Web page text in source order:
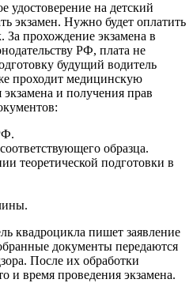
удостоверение на детский
экзамен. Нужно будет оплатить
За прохождение экзамена в
РФ, плата не
будущий водитель
проходит медицинскую
и получения прав
образца.
теоретической подготовки в
квадроцикла пишет заявление
документы передаются
После их обработки
и время проведения экзамена.